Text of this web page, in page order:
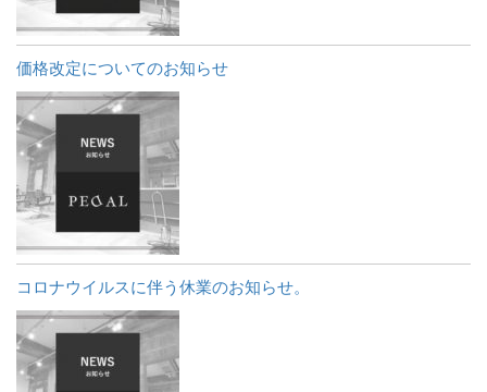
価格改定についてのお知らせ
コロナウイルスに伴う休業のお知らせ。